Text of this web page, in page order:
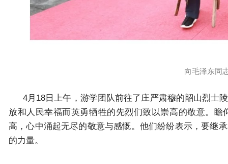
向毛泽东同
4月18日上午，游学团队前往了庄严肃穆的韶山烈士
放和人民幸福而英勇牺牲的先烈们致以崇高的敬意。
高，心中涌起无尽的敬意与感慨。他们纷纷表示，要继
的力量。